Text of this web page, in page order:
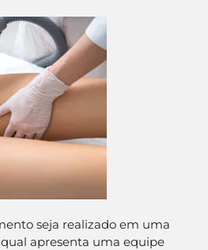
seja realizado em uma
apresenta uma equipe